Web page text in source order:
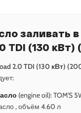
заливать
TDI (130 кВт)
2.0 TDI (130 кВт)
(engine oil): TOM'S
, объём 4.60 л